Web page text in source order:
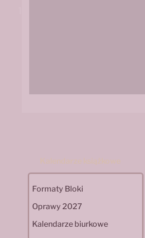
Formaty Bloki
Oprawy 2027
Kalendarze biurkowe